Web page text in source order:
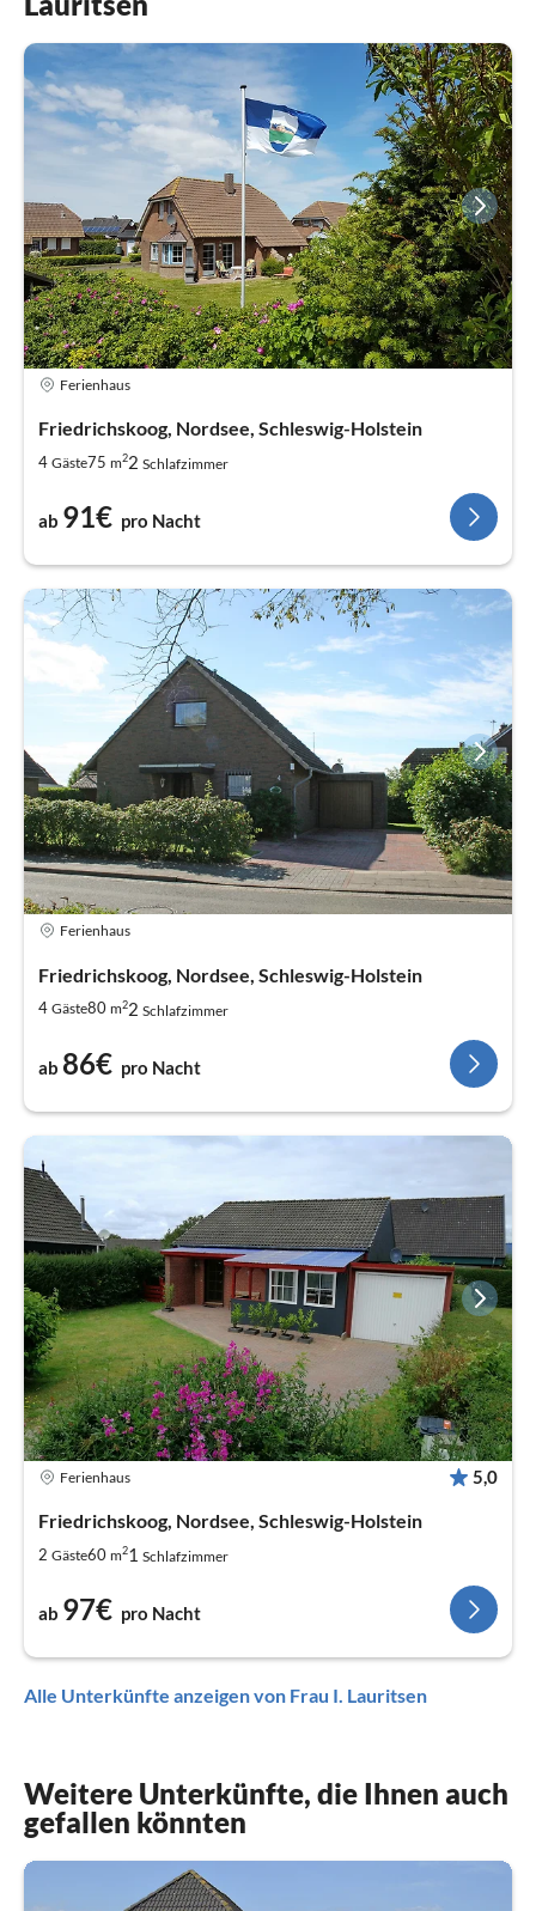
Ferienhaus
Friedrichskoog, Nordsee, Schleswig-Holstein
4 Gäste75 m22 Schlafzimmer
ab 91€ pro Nacht
Ferienhaus
Friedrichskoog, Nordsee, Schleswig-Holstein
4 Gäste80 m22 Schlafzimmer
ab 86€ pro Nacht
Ferienhaus 5,0
Friedrichskoog, Nordsee, Schleswig-Holstein
2 Gäste60 m21 Schlafzimmer
ab 97€ pro Nacht
Alle Unterkünfte anzeigen von Frau I. Lauritsen
Weitere Unterkünfte, die Ihnen auch
gefallen könnten